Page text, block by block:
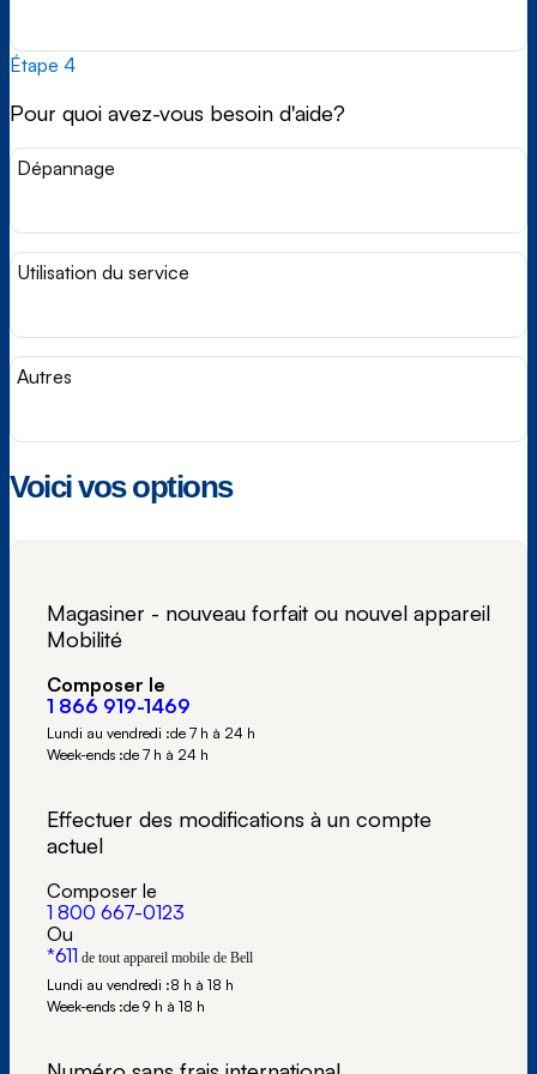
Étape 4
Pour quoi avez-vous besoin d'aide?
Dépannage
Utilisation du service
Autres
Voici vos options
Magasiner - nouveau forfait ou nouvel appareil
Mobilité
Composer le
1 866 919-1469
Lundi au vendredi :de 7 h à 24 h
Week-ends :de 7 h à 24 h
Effectuer des modifications à un compte
actuel
Composer le
1 800 667-0123
Ou
*611 de tout appareil mobile de Bell
Lundi au vendredi :8 h à 18 h
Week-ends :de 9 h à 18 h